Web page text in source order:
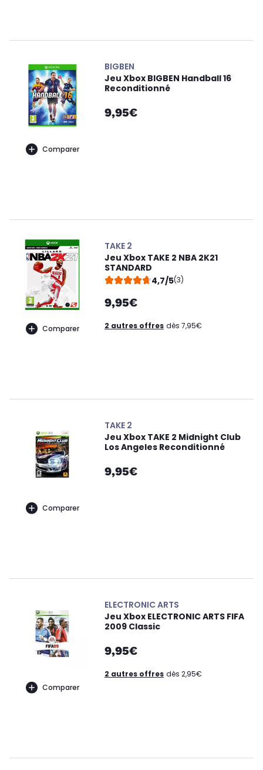
Comparer
BIGBEN
Jeu Xbox BIGBEN Handball 16
Reconditionné
9,95€
Comparer
TAKE 2
Jeu Xbox TAKE 2 NBA 2K21
STANDARD
4,7/5(3)
9,95€
2 autres offres dès 7,95€
Comparer
TAKE 2
Jeu Xbox TAKE 2 Midnight Club
Los Angeles Reconditionné
9,95€
Comparer
ELECTRONIC ARTS
Jeu Xbox ELECTRONIC ARTS FIFA
2009 Classic
9,95€
2 autres offres dès 2,95€